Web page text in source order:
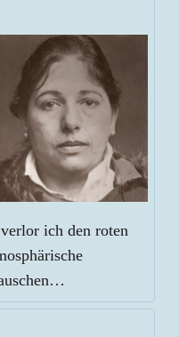
ich den roten